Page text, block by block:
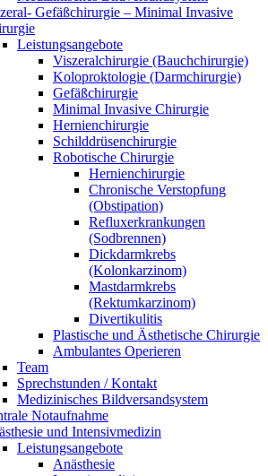
Gefäßchirurgie – Minimal Invasive
Leistungsangebote
Viszeralchirurgie (Bauchchirurgie)
Koloproktologie (Darmchirurgie)
Gefäßchirurgie
Minimal Invasive Chirurgie
Hernienchirurgie
Schilddrüsenchirurgie
Robotische Chirurgie
Hernienchirurgie
Chronische Verstopfung
(Obstipation)
Refluxerkrankungen
(Sodbrennen)
Dickdarmkrebs
(Kolonkarzinom)
Mastdarmkrebs
(Rektumkarzinom)
Divertikulitis
Plastische und Ästhetische Chirurgie
Ambulantes Operieren
Team
Sprechstunden / Kontakt
Medizinisches Bildversandsystem
Notaufnahme
und Intensivmedizin
Leistungsangebote
Anästhesie